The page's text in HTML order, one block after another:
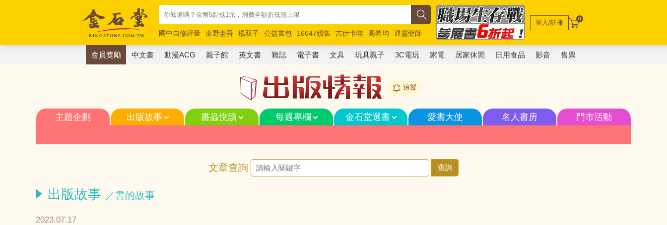
國中自修評量 東野圭吾 楊双子 公益書包 16647續集 吉伊卡哇 高希均
通靈藥師
唯紅花綻放
奧德賽 路邊攤新作 馬斯克 玩具總動員5 超慢跑
登入/註冊 0
會員獎勵 中文書 動漫ACG 親子館 英文書 雜誌 電子書 文具 玩具親子 3C電玩 家電 居家休閒 日用食品 影音 售票
追蹤
主題企劃 出版故事 書蟲悅讀 每週專欄 金石堂選書 愛書大使 名人書房 門市活動
文章查詢
出版故事 ／書的故事
2023.07.17